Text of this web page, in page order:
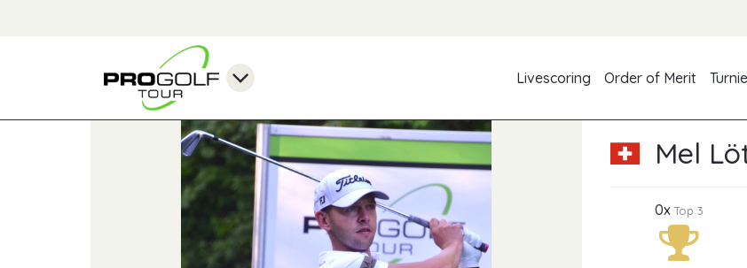
Livescoring
Order of Merit
Mel
0xTop 3